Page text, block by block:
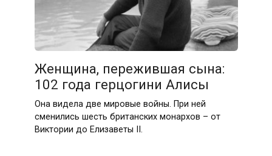
Женщина, пережившая сына:
102 года герцогини Алисы
Она видела две мировые войны. При ней
сменились шесть британских монархов – от
Виктории до Елизаветы II.